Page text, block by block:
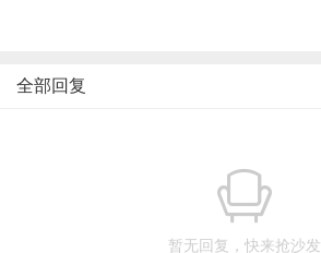
全部回复
暂无回复，快来抢沙发